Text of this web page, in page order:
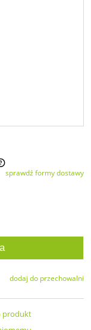
sprawdź formy dostawy
dodaj do przechowalni
produkt